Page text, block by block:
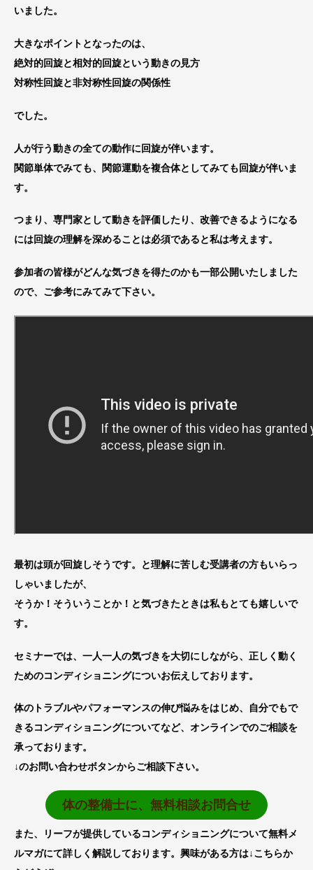
いました。
大きなポイントとなったのは、
絶対的回旋と相対的回旋という動きの見方
対称性回旋と非対称性回旋の関係性
でした。
人が行う動きの全ての動作に回旋が伴います。
関節単体でみても、関節運動を複合体としてみても回旋が伴いま
す。
つまり、専門家として動きを評価したり、改善できるようになる
には回旋の理解を深めることは必須であると私は考えます。
参加者の皆様がどんな気づきを得たのかも一部公開いたしました
ので、ご参考にみてみて下さい。
最初は頭が回旋しそうです。と理解に苦しむ受講者の方もいらっ
しゃいましたが、
そうか！そういうことか！と気づきたときは私もとても嬉しいで
す。
セミナーでは、一人一人の気づきを大切にしながら、正しく動く
ためのコンディショニングについお伝えしております。
体のトラブルやパフォーマンスの伸び悩みをはじめ、自分でもで
きるコンディショニングについてなど、オンラインでのご相談を
承っております。
↓のお問い合わせボタンからご相談下さい。
体の整備士に、無料相談お問合せ
また、リーフが提供しているコンディショニングについて無料メ
ルマガにて詳しく解説しております。興味がある方は↓こちらか